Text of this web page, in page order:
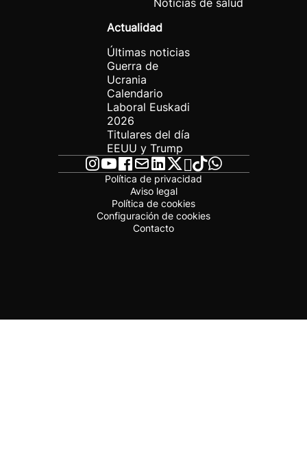
Noticias de salud
Actualidad
Últimas noticias
Guerra de
Ucrania
Calendario
Laboral Euskadi
2026
Titulares del día
EEUU y Trump
Política de privacidad
Aviso legal
Política de cookies
Configuración de cookies
Contacto